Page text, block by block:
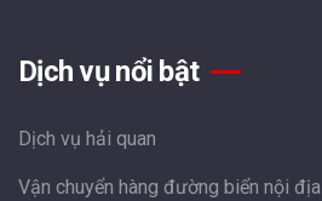
Dịch vụ nổi bật
Dịch vụ hải quan
Vận chuyển hàng đường biển nội địa